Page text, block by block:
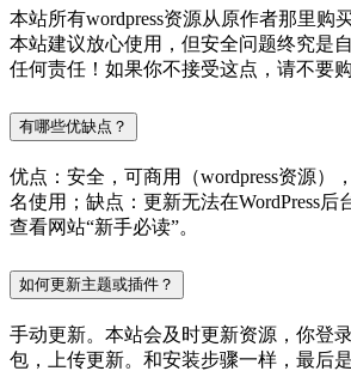
本站所有wordpress资源从原作者那里购
本站建议放心使用，但安全问题终究是
任何责任！如果你不接受这点，请不要购
有哪些优缺点？
优点：安全，可商用（wordpress资源）
名使用；缺点：更新无法在WordPress后
查看网站“新手必读”。
如何更新主题或插件？
手动更新。本站会及时更新资源，你登
包，上传更新。和安装步骤一样，最后是